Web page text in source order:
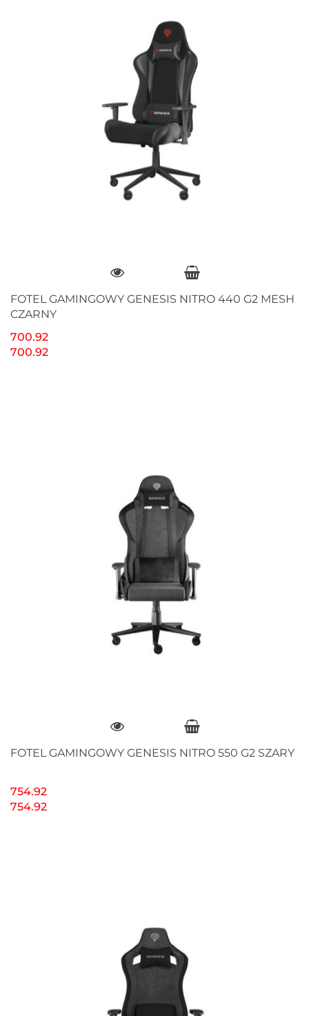
FOTEL GAMINGOWY GENESIS NITRO 440 G2 MESH
CZARNY
700.92
700.92
FOTEL GAMINGOWY GENESIS NITRO 550 G2 SZARY
754.92
754.92